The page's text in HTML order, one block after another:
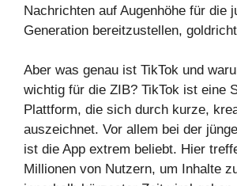
Nachrichten auf Augenhöhe für die
Generation bereitzustellen,
Aber was genau ist TikTok und
wichtig für die ZIB? TikTok ist eine
Plattform, die sich durch kurze,
auszeichnet. Vor allem bei der
ist die App extrem beliebt. Hier
Millionen von Nutzern, um Inhalte